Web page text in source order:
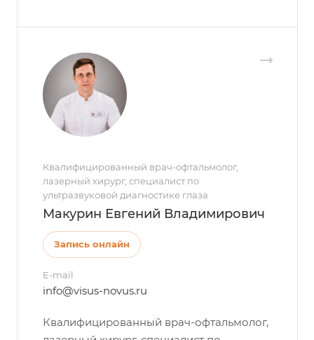
Квалифицированный врач-офтальмолог,
лазерный хирург, специалист по
ультразвуковой диагностике глаза
Макурин Евгений Владимирович
Запись онлайн
E-mail
info@visus-novus.ru
Квалифицированный врач-офтальмолог,